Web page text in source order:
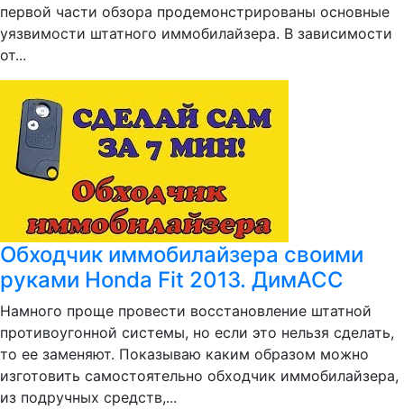
первой части обзора продемонстрированы основные
уязвимости штатного иммобилайзера. В зависимости
от...
Обходчик иммобилайзера своими
руками Honda Fit 2013. ДимАСС
Намного проще провести восстановление штатной
противоугонной системы, но если это нельзя сделать,
то ее заменяют. Показываю каким образом можно
изготовить самостоятельно обходчик иммобилайзера,
из подручных средств,...